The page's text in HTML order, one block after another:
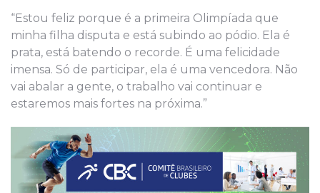
“Estou feliz porque é a primeira Olimpíada que
minha filha disputa e está subindo ao pódio. Ela é
prata, está batendo o recorde. É uma felicidade
imensa. Só de participar, ela é uma vencedora. Não
vai abalar a gente, o trabalho vai continuar e
estaremos mais fortes na próxima.”